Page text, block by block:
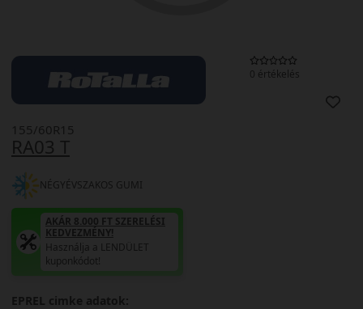
0 értékelés
RA03 T
155/60R15
NÉGYÉVSZAKOS GUMI
AKÁR 8.000 FT SZERELÉSI
KEDVEZMÉNY!
Használja a LENDÜLET
kuponkódot!
EPREL cimke adatok: